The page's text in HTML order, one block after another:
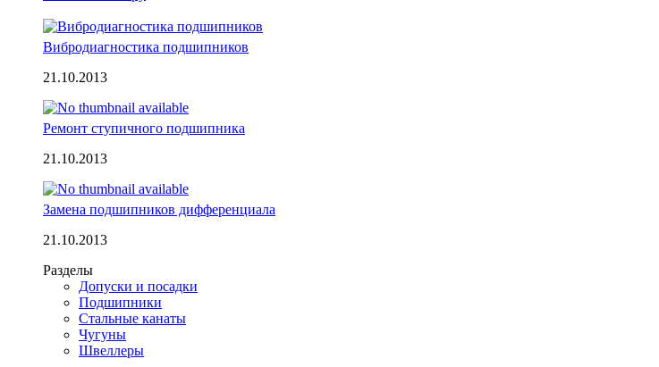
Вибродиагностика подшипников
21.10.2013
Ремонт ступичного подшипника
21.10.2013
Замена подшипников дифференциала
21.10.2013
Разделы
Допуски и посадки
Подшипники
Стальные канаты
Чугуны
Швеллеры